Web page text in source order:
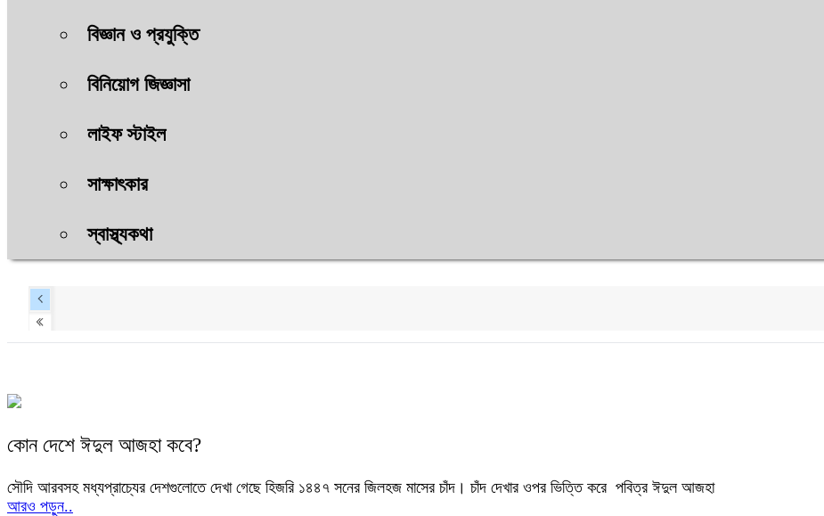
বিজ্ঞান ও প্রযুক্তি
বিনিয়োগ জিজ্ঞাসা
লাইফ স্টাইল
সাক্ষাৎকার
স্বাস্থ্যকথা
কোন দেশে ঈদুল আজহা কবে?
সৌদি আরবসহ মধ্যপ্রাচ্যের দেশগুলোতে দেখা গেছে হিজরি ১৪৪৭ সনের জিলহজ মাসের চাঁদ। চাঁদ দেখার ওপর ভিত্তি করে পবিত্র ঈদুল আজহা
আরও পড়ুন..